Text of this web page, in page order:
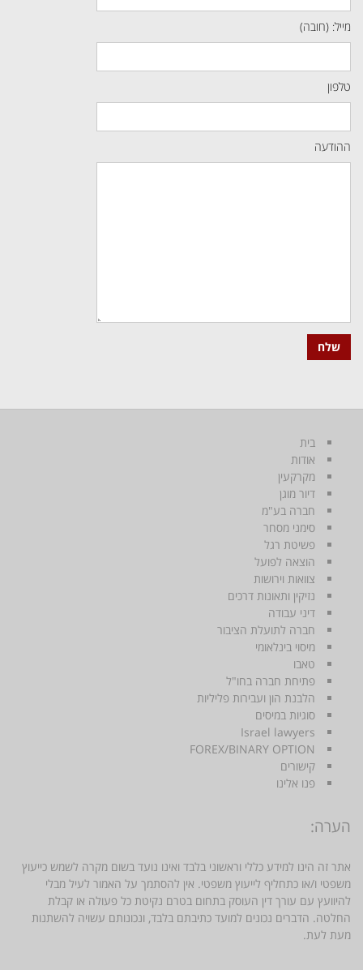
מייל: (חובה)
טלפון
ההודעה
בית
אודות
מקרקעין
דיור מוגן
חברה בע"מ
סימני מסחר
פשיטת רגל
הוצאה לפועל
צוואות וירושות
נזיקין ותאונות דרכים
דיני עבודה
חברה לתועלת הציבור
מיסוי בינלאומי
טאבו
פתיחת חברה בחו"ל
הלבנת הון ועבירות פליליות
סוגיות במיסים
Israel lawyers
FOREX/BINARY OPTION
קישורים
פנו אלינו
הערה:
אתר זה הינו למידע כללי וראשוני בלבד ואינו נועד בשום מקרה לשמש כייעוץ
משפטי ו/או כתחליף לייעוץ משפטי. אין להסתמך על האמור לעיל מבלי
להיוועץ עם עורך דין העוסק בתחום בטרם נקיטת כל פעולה או קבלת
החלטה. הדברים נכונים למועד כתיבתם בלבד, ונכונותם עשויה להשתנות
מעת לעת.